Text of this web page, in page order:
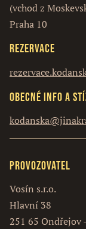
(vchod z
Praha 10
Rezervace
Obecné info a
Provozovatel
Vosín s.r.o.
Hlavní 38
251 65 Ondřejov